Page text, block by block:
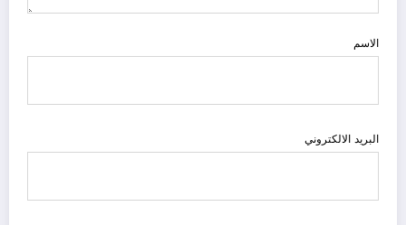
الاسم
البريد الالكتروني